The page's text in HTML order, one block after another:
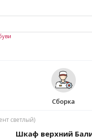
Сборка
светлый)
Шкаф верхний